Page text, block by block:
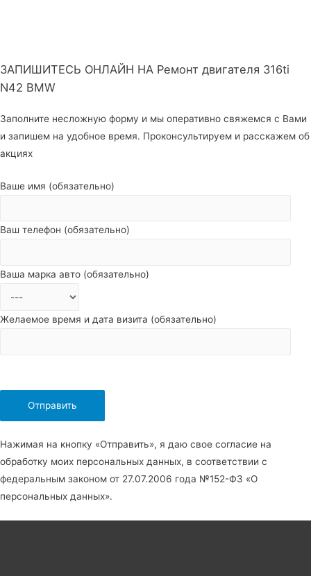
ЗАПИШИТЕСЬ ОНЛАЙН НА Ремонт двигателя 316ti
N42 BMW
Заполните несложную форму и мы оперативно свяжемся с Вами
и запишем на удобное время. Проконсультируем и расскажем об
акциях
Ваше имя (обязательно)
Ваш телефон (обязательно)
Ваша марка авто (обязательно)
Желаемое время и дата визита (обязательно)
Нажимая на кнопку «Отправить», я даю свое согласие на
обработку моих персональных данных, в соответствии с
федеральным законом от 27.07.2006 года №152-Ф3 «О
персональных данных».